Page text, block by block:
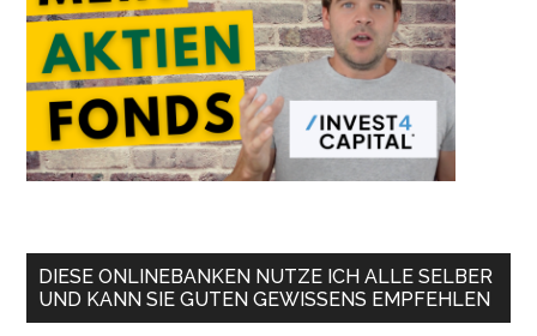
DIESE ONLINEBANKEN NUTZE ICH ALLE SELBER
UND KANN SIE GUTEN GEWISSENS EMPFEHLEN